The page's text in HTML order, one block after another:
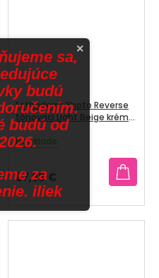
Esthederm Photo Reverse
tónovací Light Beige krém
pre pleť s pigmentovým
škvrnami 50 ml
Priemerné
produktu
je
3,5
z
5
Na sklade
97,39 €
×
sa,
budú
budú od
za
iliek